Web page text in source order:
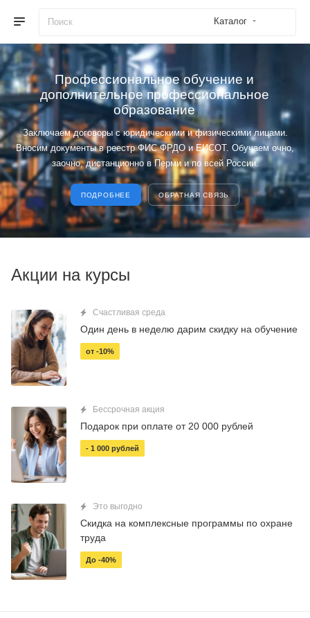
Каталог
Профессиональное обучение и
дополнительное профессиональное
образование
Заключаем договоры с юридическими и физическими лицами.
Вносим документы в реестр ФИС ФРДО и ЕИСОТ. Обучаем очно,
заочно, дистанционно в Перми и по всей России.
ПОДРОБНЕЕ ОБРАТНАЯ СВЯЗЬ
Акции на курсы
Счастливая среда
Один день в неделю дарим скидку на обучение
от -10%
Бессрочная акция
Подарок при оплате от 20 000 рублей
- 1 000 рублей
Это выгодно
Скидка на комплексные программы по охране
труда
До -40%